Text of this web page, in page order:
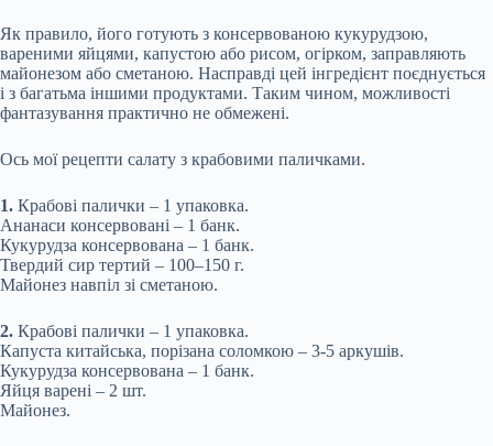
Як правило, його готують з консервованою кукурудзою,
вареними яйцями, капустою або рисом, огірком, заправляють
майонезом або сметаною. Насправді цей інгредієнт поєднується
і з багатьма іншими продуктами. Таким чином, можливості
фантазування практично не обмежені.
Ось мої рецепти салату з крабовими паличками.
1. Крабові палички – 1 упаковка.
Ананаси консервовані – 1 банк.
Кукурудза консервована – 1 банк.
Твердий сир тертий – 100–150 г.
Майонез навпіл зі сметаною.
2. Крабові палички – 1 упаковка.
Капуста китайська, порізана соломкою – 3-5 аркушів.
Кукурудза консервована – 1 банк.
Яйця варені – 2 шт.
Майонез.